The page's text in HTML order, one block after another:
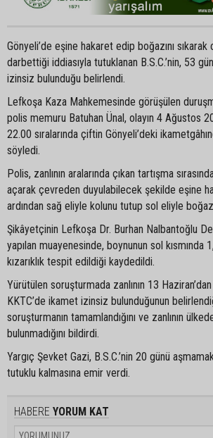
Gönyeli’de eşine hakaret edip boğazını
darbettiği iddiasıyla tutuklanan B.S.C.’nin, 53
izinsiz bulunduğu belirlendi.
Lefkoşa Kaza Mahkemesinde görüşülen
polis memuru Batuhan Ünal, olayın 4 Ağustos
22.00 sıralarında çiftin Gönyeli’deki
söyledi.
Polis, zanlının aralarında çıkan tartışma
açarak çevreden duyulabilecek şekilde eşine
ardından sağ eliyle kolunu tutup sol eliyle
Şikâyetçinin Lefkoşa Dr. Burhan Nalbantoğlu
yapılan muayenesinde, boynunun sol kısmında
kızarıklık tespit edildiği kaydedildi.
Yürütülen soruşturmada zanlının 13
KKTC’de ikamet izinsiz bulunduğunun
soruşturmanın tamamlandığını ve zanlının
bulunmadığını bildirdi.
Yargıç Şevket Gazi, B.S.C.’nin 20 günü
tutuklu kalmasına emir verdi.
HABERE YORUM KAT